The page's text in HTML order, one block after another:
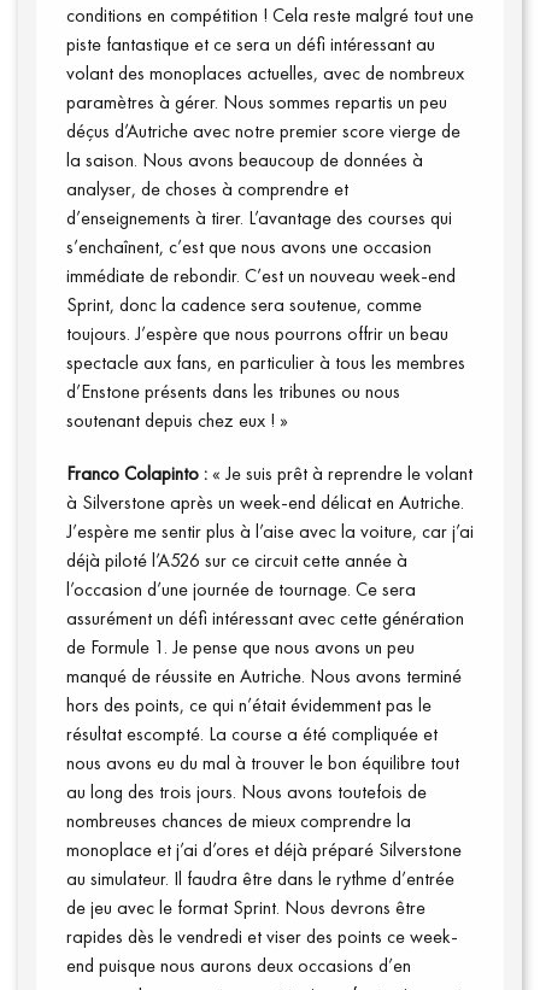
Connexion
Qui sommes-nous ?
conditions en compétition ! Cela reste malgré tout une
piste fantastique et ce sera un défi intéressant au
volant des monoplaces actuelles, avec de nombreux
paramètres à gérer. Nous sommes repartis un peu
déçus d’Autriche avec notre premier score vierge de
la saison. Nous avons beaucoup de données à
analyser, de choses à comprendre et
d’enseignements à tirer. L’avantage des courses qui
s’enchaînent, c’est que nous avons une occasion
immédiate de rebondir. C’est un nouveau week-end
Sprint, donc la cadence sera soutenue, comme
toujours. J’espère que nous pourrons offrir un beau
spectacle aux fans, en particulier à tous les membres
d’Enstone présents dans les tribunes ou nous
soutenant depuis chez eux ! »
Franco Colapinto :« Je suis prêt à reprendre le volant
à Silverstone après un week-end délicat en Autriche.
J’espère me sentir plus à l’aise avec la voiture, car j’ai
déjà piloté l’A526 sur ce circuit cette année à
l’occasion d’une journée de tournage. Ce sera
assurément un défi intéressant avec cette génération
de Formule 1. Je pense que nous avons un peu
manqué de réussite en Autriche. Nous avons terminé
hors des points, ce qui n’était évidemment pas le
résultat escompté. La course a été compliquée et
nous avons eu du mal à trouver le bon équilibre tout
au long des trois jours. Nous avons toutefois de
nombreuses chances de mieux comprendre la
monoplace et j’ai d’ores et déjà préparé Silverstone
au simulateur. Il faudra être dans le rythme d’entrée
de jeu avec le format Sprint. Nous devrons être
rapides dès le vendredi et viser des points ce week-
end puisque nous aurons deux occasions d’en